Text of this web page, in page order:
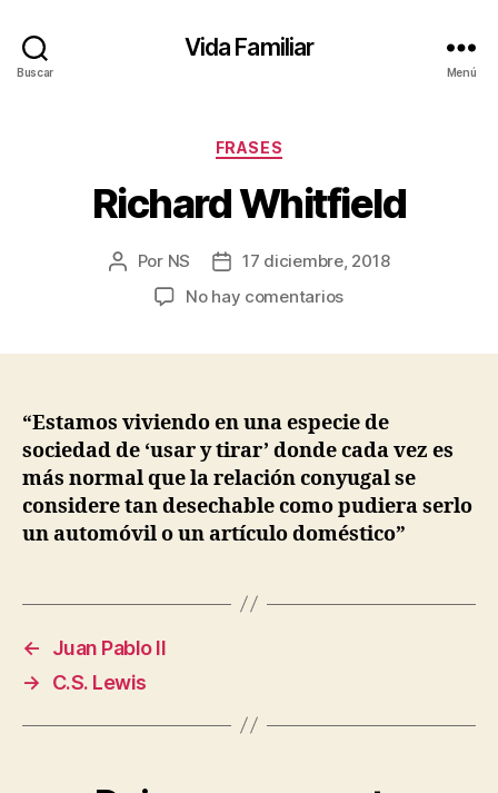
Buscar
Vida Familiar
Menú
Categorías
FRASES
Richard Whitfield
Autor
Por NS
Fecha
la
17 diciembre, 2018
No hay comentariosen
“Estamos viviendo en una especie de
sociedad de ‘usar y tirar’ donde cada vez es
más normal que la relación conyugal se
considere tan desechable como pudiera serlo
un automóvil o un artículo doméstico”
←
Juan Pablo II
→
C.S. Lewis